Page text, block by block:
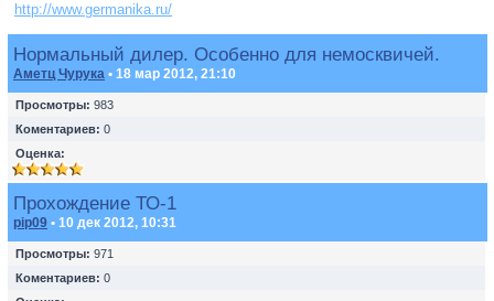
http://www.germanika.ru/
Нормальный дилер. Особенно для немосквичей.
Аметц Чурука • 18 мар 2012, 21:10
Просмотры: 983
Коментариев: 0
Оценка:
Прохождение ТО-1
pip09 • 10 дек 2012, 10:31
Просмотры: 971
Коментариев: 0